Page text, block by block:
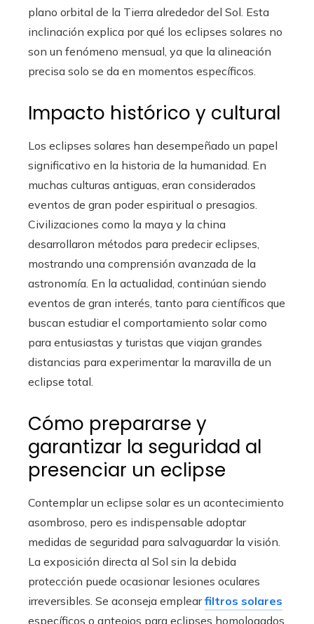
plano orbital de la Tierra alrededor del Sol. Esta
inclinación explica por qué los eclipses solares no
son un fenómeno mensual, ya que la alineación
precisa solo se da en momentos específicos.
Impacto histórico y cultural
Los eclipses solares han desempeñado un papel
significativo en la historia de la humanidad. En
muchas culturas antiguas, eran considerados
eventos de gran poder espiritual o presagios.
Civilizaciones como la maya y la china
desarrollaron métodos para predecir eclipses,
mostrando una comprensión avanzada de la
astronomía. En la actualidad, continúan siendo
eventos de gran interés, tanto para científicos que
buscan estudiar el comportamiento solar como
para entusiastas y turistas que viajan grandes
distancias para experimentar la maravilla de un
eclipse total.
Cómo prepararse y
garantizar la seguridad al
presenciar un eclipse
Contemplar un eclipse solar es un acontecimiento
asombroso, pero es indispensable adoptar
medidas de seguridad para salvaguardar la visión.
La exposición directa al Sol sin la debida
protección puede ocasionar lesiones oculares
irreversibles. Se aconseja emplearfiltros solares
específicos o anteojos para eclipses homologados